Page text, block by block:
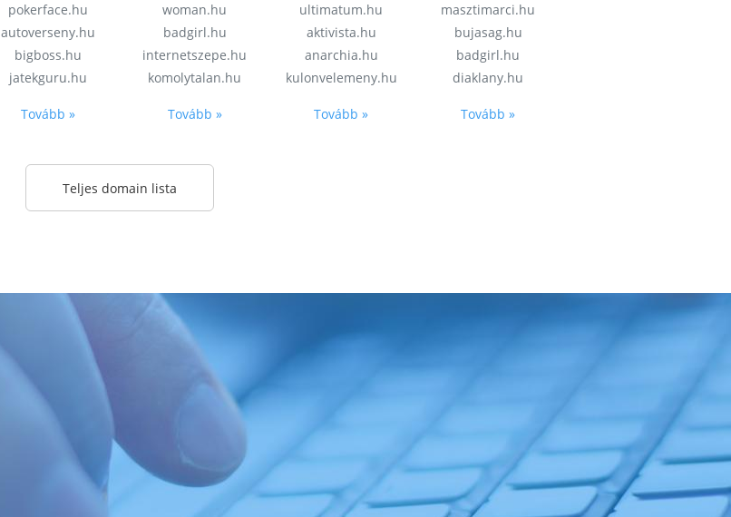
pokerface.hu
autoverseny.hu
bigboss.hu
jatekguru.hu
Tovább »
woman.hu
badgirl.hu
internetszepe.hu
komolytalan.hu
Tovább »
ultimatum.hu
aktivista.hu
anarchia.hu
kulonvelemeny.hu
Tovább »
masztimarci.hu
bujasag.hu
badgirl.hu
diaklany.hu
Tovább »
Teljes domain lista